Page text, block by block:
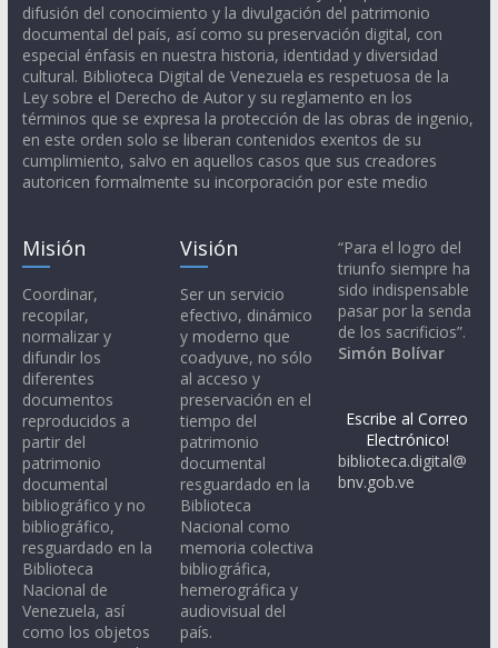
difusión del conocimiento y la divulgación del patrimonio
documental del país, así como su preservación digital, con
especial énfasis en nuestra historia, identidad y diversidad
cultural. Biblioteca Digital de Venezuela es respetuosa de la
Ley sobre el Derecho de Autor y su reglamento en los
términos que se expresa la protección de las obras de ingenio,
en este orden solo se liberan contenidos exentos de su
cumplimiento, salvo en aquellos casos que sus creadores
autoricen formalmente su incorporación por este medio
Misión
Coordinar,
recopilar,
normalizar y
difundir los
diferentes
documentos
reproducidos a
partir del
patrimonio
documental
bibliográfico y no
bibliográfico,
resguardado en la
Biblioteca
Nacional de
Venezuela, así
como los objetos
Visión
Ser un servicio
efectivo, dinámico
y moderno que
coadyuve, no sólo
al acceso y
preservación en el
tiempo del
patrimonio
documental
resguardado en la
Biblioteca
Nacional como
memoria colectiva
bibliográfica,
hemerográfica y
audiovisual del
país.
“Para el logro del
triunfo siempre ha
sido indispensable
pasar por la senda
de los sacrificios”.
Simón Bolívar
Escribe al Correo
Electrónico!
biblioteca.digital@
bnv.gob.ve